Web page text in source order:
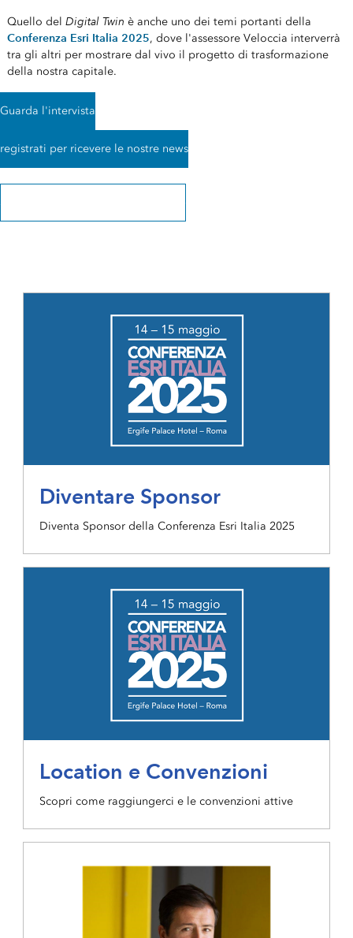
Quello del Digital Twin è anche uno dei temi portanti della
Conferenza Esri Italia 2025, dove l'assessore Veloccia interverrà
tra gli altri per mostrare dal vivo il progetto di trasformazione
della nostra capitale.
Guarda l'intervista
registrati per ricevere le nostre news
Diventare Sponsor
Diventa Sponsor della Conferenza Esri Italia 2025
Location e Convenzioni
Scopri come raggiungerci e le convenzioni attive